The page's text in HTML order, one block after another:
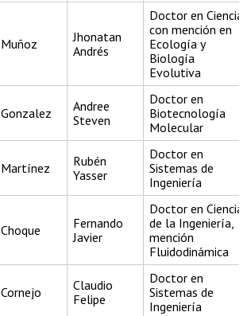
Muñoz
Jhonatan
Andrés
Doctor en
con mención en
Ecología y
Biología
Evolutiva
Gonzalez
Andree
Steven
Doctor en
Biotecnología
Molecular
Martínez
Rubén
Yasser
Doctor en
Sistemas de
Ingeniería
Choque
Fernando
Javier
Doctor en
de la Ingeniería,
mención
Fluidodinámica
Cornejo
Claudio
Felipe
Doctor en
Sistemas de
Ingeniería